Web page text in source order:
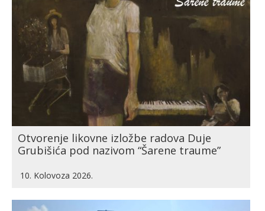
Otvorenje likovne izložbe radova Duje
Grubišića pod nazivom “Šarene traume”
10. Kolovoza 2026.